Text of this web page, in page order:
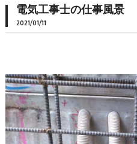
電気工事士の仕事風景
2021/01/11